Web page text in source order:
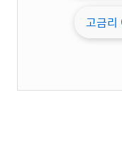
고금리